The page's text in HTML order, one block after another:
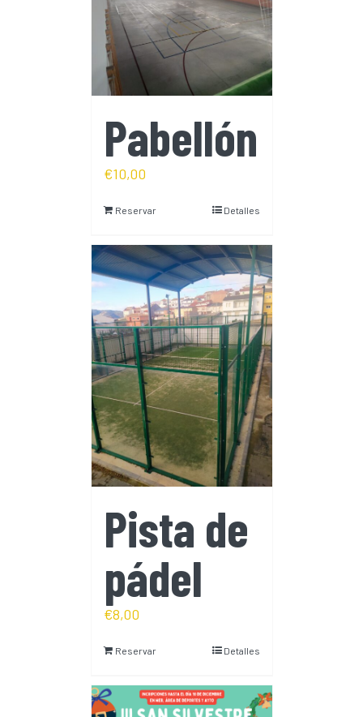
Pabellón
€10,00
Reservar Detalles
Pista de
pádel
€8,00
Reservar Detalles